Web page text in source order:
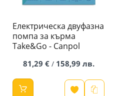
Електрическа двуфазна
помпа за кърма
Take&Go - Canpol
81,29 €/ 158,99 лв.